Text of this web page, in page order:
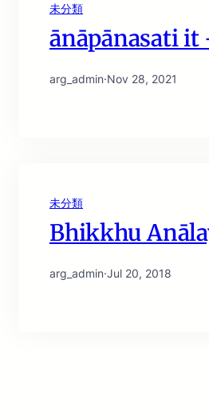
未分類
ānāpānasati it
arg_admin·Nov 28, 2021
未分類
Bhikkhu
arg_admin·Jul 20, 2018